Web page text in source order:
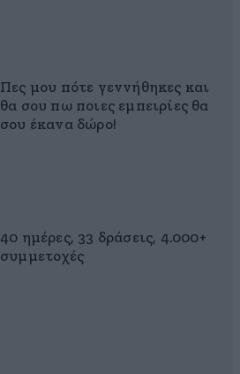
Πες μου πότε γεννήθηκες και
θα σου πω ποιες εμπειρίες θα
σου έκανα δώρο!
40 ημέρες, 33 δράσεις, 4.000+
συμμετοχές